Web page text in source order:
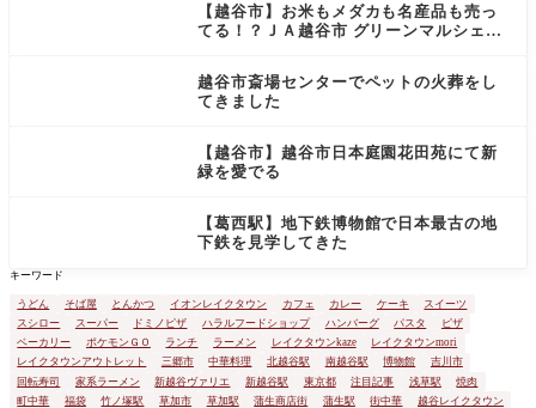
【越谷市】お米もメダカも名産品も売っ
てる！？ＪＡ越谷市 グリーンマルシェは
越谷市斎場センターでペットの火葬をし
てきました
【越谷市】越谷市日本庭園花田苑にて新
緑を愛でる
【葛西駅】地下鉄博物館で日本最古の地
下鉄を見学してきた
キーワード
うどん そば屋 とんかつ イオンレイクタウン カフェ カレー ケーキ
スイーツ
スシロー
スーパー ドミノピザ ハラルフードショップ ハンバーグ パスタ
ピザ
ベーカリー
ポケモンＧＯ ランチ ラーメン レイクタウンkaze
レイクタウンmori
レイクタウンアウトレット
三郷市 中華料理 北越谷駅 南越谷駅 博物館
吉川市
回転寿司
家系ラーメン 新越谷ヴァリエ 新越谷駅 東京都 注目記事 浅草駅
焼肉
町中華
福袋 竹ノ塚駅 草加市 草加駅 蒲生商店街 蒲生駅 街中華
越谷レイクタウン